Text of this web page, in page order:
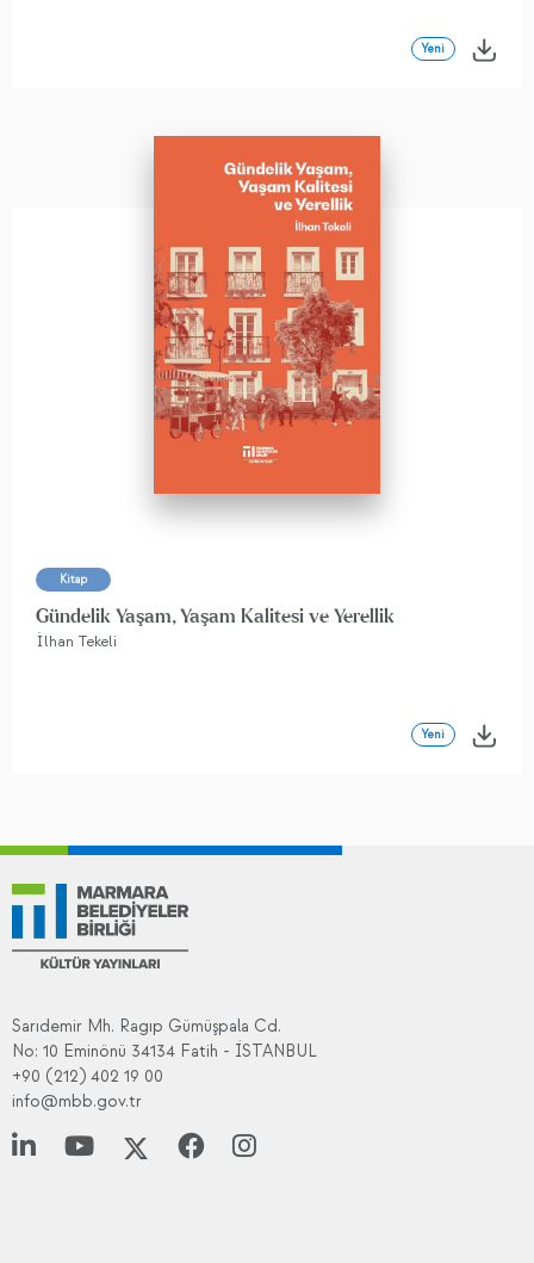
Yeni
Kitap
Gündelik Yaşam, Yaşam Kalitesi ve Yerellik
İlhan Tekeli
Yeni
Sarıdemir Mh. Ragıp Gümüşpala Cd.
No: 10 Eminönü 34134 Fatih - İSTANBUL
+90 (212) 402 19 00
info@mbb.gov.tr